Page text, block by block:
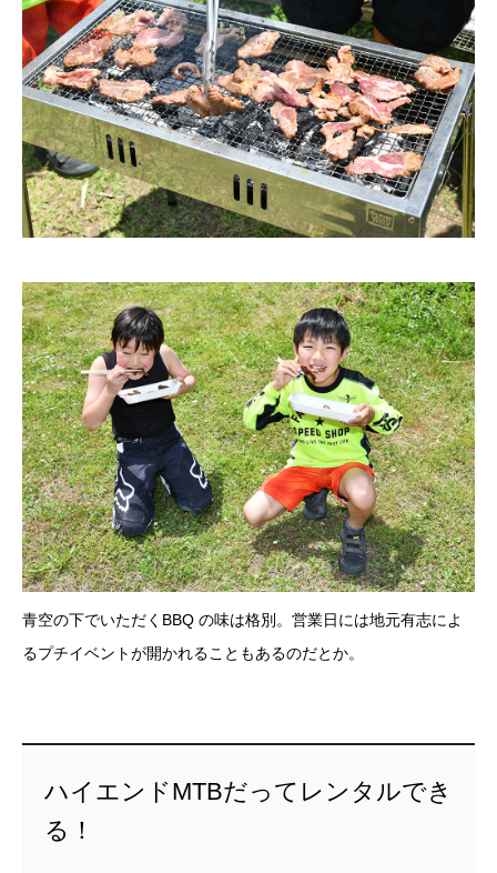
青空の下でいただくBBQ の味は格別。営業日には地元有志によ
るプチイベントが開かれることもあるのだとか。
ハイエンドMTBだってレンタルでき
る！